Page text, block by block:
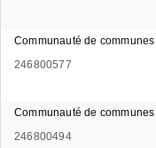
Communauté de
246800577
Communauté de
246800494